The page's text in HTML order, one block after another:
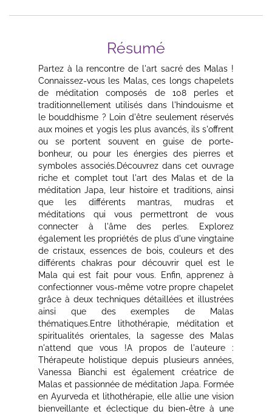
Résumé
Partez à la rencontre de l'art sacré des Malas !
Connaissez-vous les Malas, ces longs chapelets
de méditation composés de 108 perles et
traditionnellement utilisés dans l'hindouisme et
le bouddhisme ? Loin d'être seulement réservés
aux moines et yogis les plus avancés, ils s'offrent
ou se portent souvent en guise de porte-
bonheur, ou pour les énergies des pierres et
symboles associés.Découvrez dans cet ouvrage
riche et complet tout l'art des Malas et de la
méditation Japa, leur histoire et traditions, ainsi
que les différents mantras, mudras et
méditations qui vous permettront de vous
connecter à l'âme des perles. Explorez
également les propriétés de plus d'une vingtaine
de cristaux, essences de bois, couleurs et des
différents chakras pour découvrir quel est le
Mala qui est fait pour vous. Enfin, apprenez à
confectionner vous-même votre propre chapelet
grâce à deux techniques détaillées et illustrées
ainsi que des exemples de Malas
thématiques.Entre lithothérapie, méditation et
spiritualités orientales, la sagesse des Malas
n'attend que vous !A propos de l'auteure :
Thérapeute holistique depuis plusieurs années,
Vanessa Bianchi est également créatrice de
Malas et passionnée de méditation Japa. Formée
en Ayurveda et lithothérapie, elle allie une vision
bienveillante et éclectique du bien-être à une